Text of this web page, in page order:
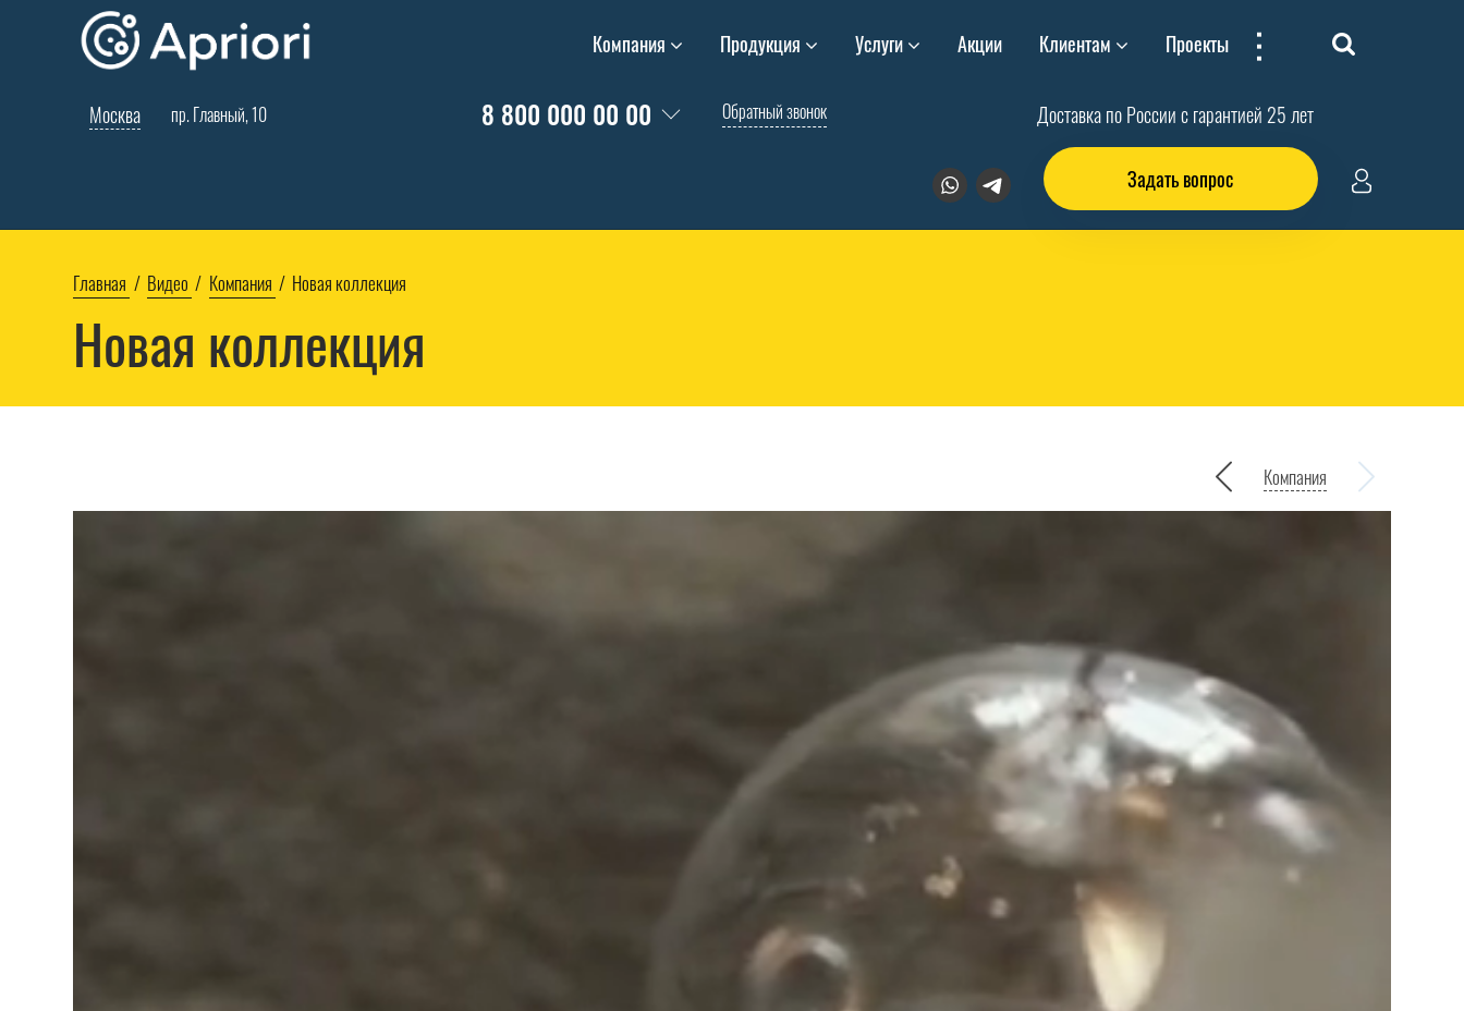
Компания Продукция Услуги Акции Клиентам Проекты ...
Москва пр. Главный, 10 8 800 000 00 00 Обратный звонок Доставка по России с гарантией 25 лет
Задать вопрос
Главная Видео Компания Новая коллекция
Новая коллекция
Компания